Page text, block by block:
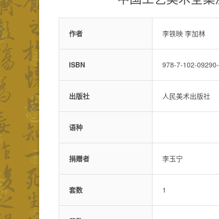
作者 李铁映 李加林
ISBN 978-7-102-
出版社 人民美术出版社
语种
捐赠者 李玉宁
套数 1